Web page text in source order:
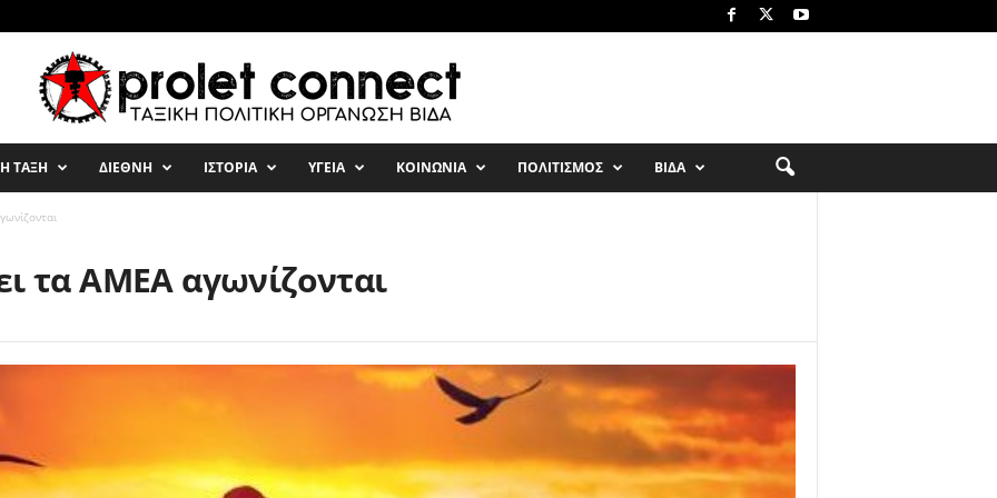
ΤΑΞΗ ΔΙΕΘΝΗ ΙΣΤΟΡΙΑ ΥΓΕΙΑ ΚΟΙΝΩΝΙΑ ΠΟΛΙΤΙΣΜΟΣ ΒΙΔΑ
τα ΑΜΕΑ αγωνίζονται